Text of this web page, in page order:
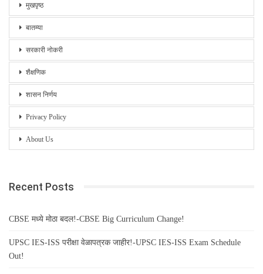
मुखपृष्ठ
बातम्या
सरकारी नोकरी
शैक्षणिक
शासन निर्णय
Privacy Policy
About Us
Recent Posts
CBSE मध्ये मोठा बदल!-CBSE Big Curriculum Change!
UPSC IES-ISS परीक्षा वेळापत्रक जाहीर!-UPSC IES-ISS Exam Schedule
Out!